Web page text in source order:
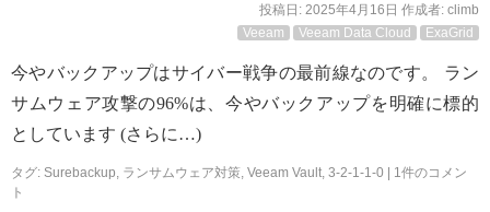
投稿日: 2025年4月16日 作成者: climb
Veeam
Veeam Data Cloud ExaGrid
今やバックアップはサイバー戦争の最前線なのです。 ラン
サムウェア攻撃の96%は、今やバックアップを明確に標的
としています (さらに…)
タグ: Surebackup, ランサムウェア対策, Veeam Vault, 3-2-1-1-0
1件のコメン
ト